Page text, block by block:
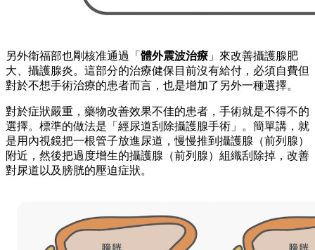
另外衛福部也剛核准通過「 體外震波治療 」來改善攝護腺肥
大、攝護腺炎。這部分的治療健保目前沒有給付，必須自費但
對於不想手術治療的患者而言，也是增加了另外一種選擇。
對於症狀嚴重，藥物改善效果不佳的患者，手術就是不得不的
選擇。標準的做法是「經尿道刮除攝護腺手術」。簡單講，就
是用內視鏡把一根管子放進尿道，慢慢推到攝護腺（前列腺）
附近，然後把過度增生的攝護腺（前列腺）組織刮除掉，改善
對尿道以及膀胱的壓迫症狀。